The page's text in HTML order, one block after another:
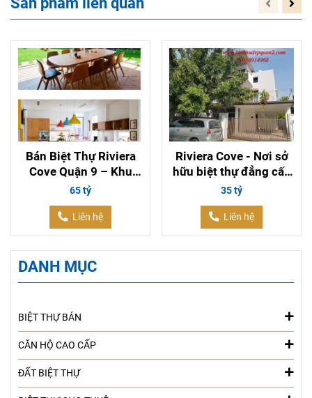
Bán Biệt Thự Riviera
Cove Quận 9 – Khu
Compound Ven Sông
Đẳng Cấp, Diện Tích
546m²
65 tỷ
Liên hệ
Riviera Cove - Nơi sở
hữu biệt thự đẳng cấp
tại quận 9
35 tỷ
Liên hệ
DANH MỤC
BIỆT THỰ BÁN
CĂN HỘ CAO CẤP
ĐẤT BIỆT THỰ